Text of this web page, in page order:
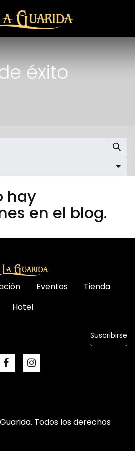
éxito
hay
en el blog.
Eventos
Tienda
Hotel
Suscribirse
Todos los derechos